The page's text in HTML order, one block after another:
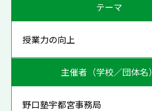
テーマ
授業力の向上
主催者（学校／団体名）
野口塾宇都宮事務局